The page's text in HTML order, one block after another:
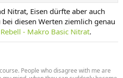
Nitrat, Eisen dürfte aber auch
diesen Werten ziemlich genau
- Makro Basic Nitrat.
People who disagree with me are